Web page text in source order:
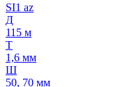
SI1 az
Д
115 м
Т
1,6 мм
Ш
50, 70 мм